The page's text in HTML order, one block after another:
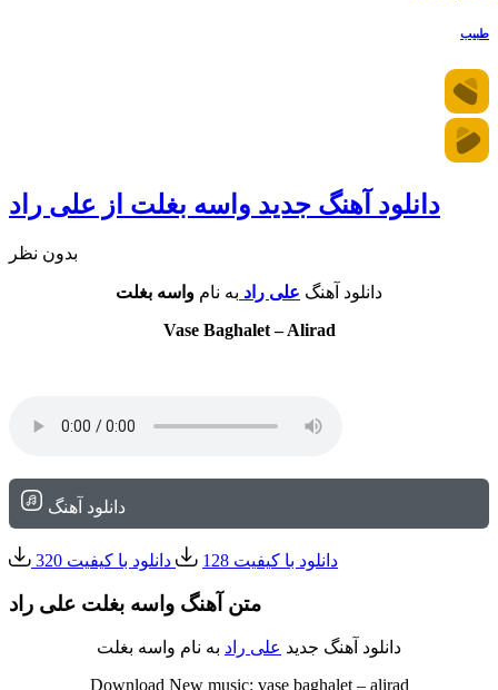
طبیب
دانلود آهنگ جدید واسه بغلت از علی راد
بدون نظر
دانلود آهنگ علی راد به نام واسه بغلت
Vase Baghalet – Alirad
دانلود آهنگ
دانلود با کیفیت 128 دانلود با کیفیت 320
متن آهنگ واسه بغلت علی راد
دانلود آهنگ جدید علی راد به نام واسه بغلت
Download New music: vase baghalet – alirad